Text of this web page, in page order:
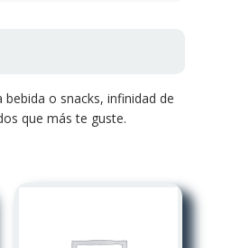
o snacks, infinidad de
que más te guste.